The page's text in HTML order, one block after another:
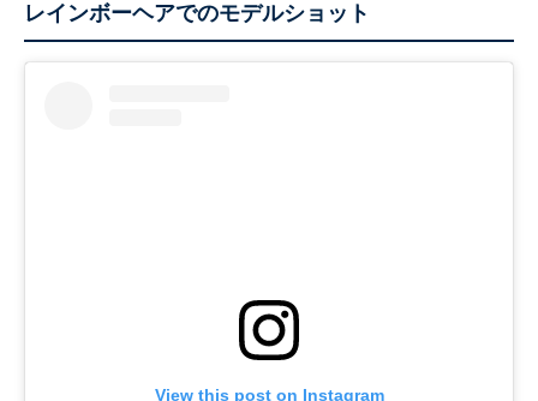
レインボーヘアでのモデルショット
View this post on Instagram